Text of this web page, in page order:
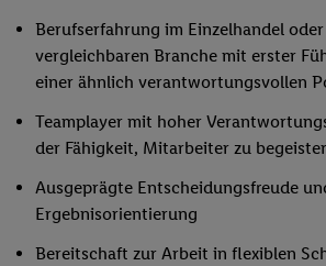
Berufserfahrung im Einzelhandel
vergleichbaren Branche mit erster
einer ähnlich verantwortungsvollen
Teamplayer mit hoher
der Fähigkeit, Mitarbeiter zu
Ausgeprägte Entscheidungsfreude
Ergebnisorientierung
Bereitschaft zur Arbeit in flexiblen